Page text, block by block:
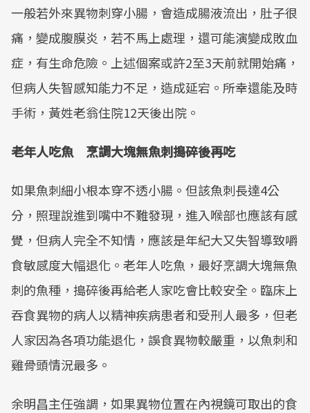
Mute
一般若外來異物刺穿小腸，會造成腸液流出，肚子很
痛，變成腹膜炎，若不馬上處理，還可能演變成敗血
症，有生命危險。上述個案或許2至3天前就開始痛，
但病人失智感知能力不足，造成延宕。所幸還能及時
手術，黃姓老翁住院12天後出院。
老年人吃魚 烹調大塊無魚刺搗碎後再吃
如果魚刺細小根本穿不透小腸。但該魚刺長達4公
分，照理說進到嘴中不難發現，進入喉部也應該有感
覺，但病人完全不知情，應該是年紀大又失智導致嚼
食敏感度大幅退化。老年人吃魚，最好烹調大塊無魚
刺的魚種，搗碎後再給老人家吃會比較安全。臨床上
吞食異物的病人以精神疾病患者和受刑人最多，但老
人家因為各項功能退化，誤食異物較嚴重，以魚刺和
雞骨頭情況最多。
余明昌主任強調，如果異物位置在內視鏡可取出的食